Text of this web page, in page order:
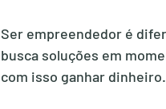
Ser empreendedor é
busca soluções em
com isso ganhar dinheiro.